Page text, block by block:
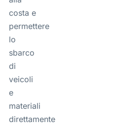
costa e
permettere
lo
sbarco
di
veicoli
e
materiali
direttamente